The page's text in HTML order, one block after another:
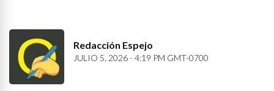
Redacción Espejo
JULIO 5, 2026 - 4:19 PM GMT-0700